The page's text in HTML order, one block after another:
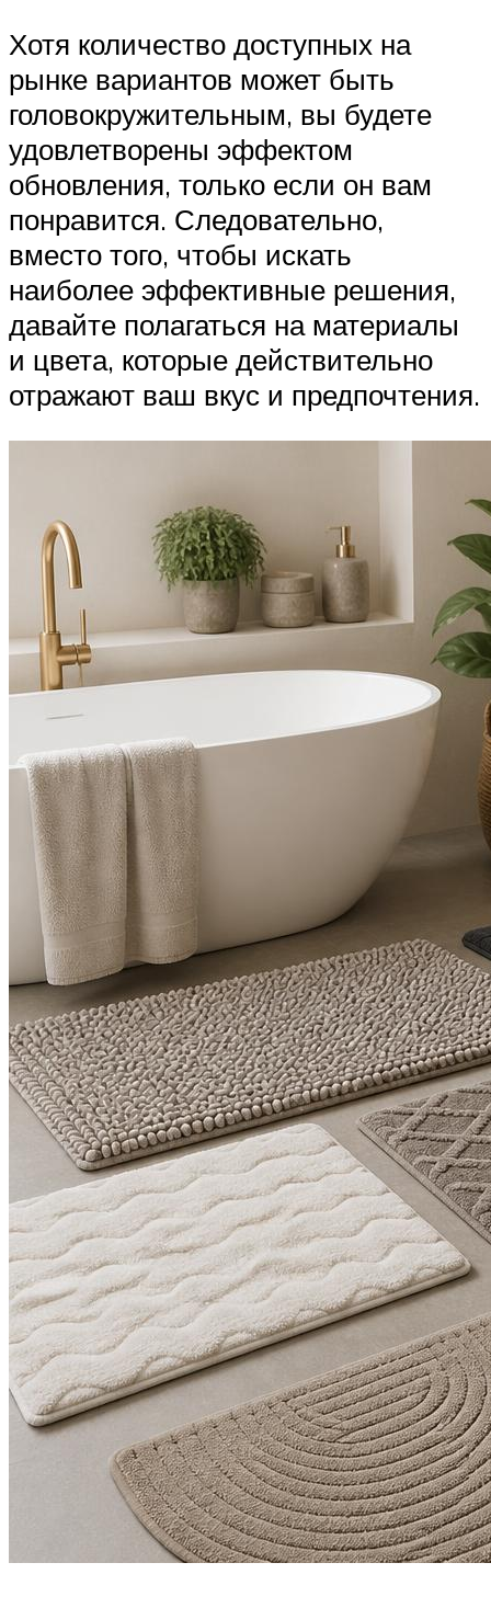
Хотя количество доступных на
рынке вариантов может быть
головокружительным, вы будете
удовлетворены эффектом
обновления, только если он вам
понравится. Следовательно,
вместо того, чтобы искать
наиболее эффективные решения,
давайте полагаться на материалы
и цвета, которые действительно
отражают ваш вкус и предпочтения.